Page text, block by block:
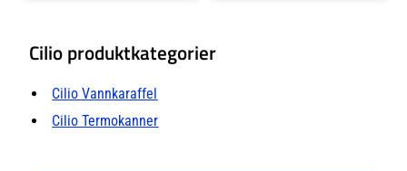
Cilio produktkategorier
Cilio Vannkaraffel
Cilio Termokanner